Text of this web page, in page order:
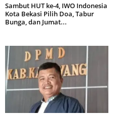
Sambut HUT ke-4, IWO Indonesia
Kota Bekasi Pilih Doa, Tabur
Bunga, dan Jumat...